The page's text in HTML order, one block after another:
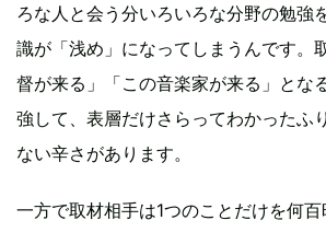
ろな人と会う分いろいろな分野の勉強
識が「浅め」になってしまうんです。
督が来る」「この音楽家が来る」とな
強して、表層だけさらってわかったふ
ない辛さがあります。
一方で取材相手は1つのことだけを何